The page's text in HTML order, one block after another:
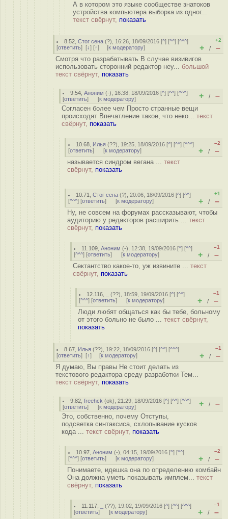
А в котором это языке сообществе знатоков
устройства компьютера выборка из одног...
текст свёрнут, показать
8.52 ,Стог сена (?), 16:26, 18/09/2016 [^] [^^] [^^^]
[ответить] [↓] [↑] [к модератору]
+2
+ / –
Смотря что разрабатывать В случае визивигов
использовать сторонний редактор неу... большой
текст свёрнут, показать
9.54 ,Аноним (-), 16:38, 18/09/2016 [^] [^^] [^^^]
[ответить] [к модератору] + / –
Согласен более чем Просто странные вещи
происходят Впечатление такое, что неко... текст
свёрнут, показать
10.68 Илья (??), 19:25, 18/09/2016 [^] [^^] [^^^]
[ответить] [к модератору]
–2
+ / –
называется синдром вегана ... текст
свёрнут, показать
10.71 ,Стог сена (?), 20:06, 18/09/2016 [^] [^^]
[^^^] [ответить] [к модератору]
+1
+ / –
Ну, не совсем на форумах рассказывают, чтобы
аудиторию у редакторов расширить ... текст
свёрнут, показать
11.109 ,Аноним (-), 12:38, 19/09/2016 [^] [^^]
[^^^] [ответить] [к модератору]
–1
+ / –
Сектантство какое-то, уж извините ... текст
свёрнут, показать
12.116 (??), 18:59, 19/09/2016 [^] [^^]
[^^^] [ответить] [к модератору]
–1
+ / –
Люди любят общаться как бы тебе, больному
от этого больно не было ... текст свёрнут,
показать
8.67 Илья (??), 19:22, 18/09/2016 [^] [^^] [^^^]
[ответить] [↑] [к модератору]
–1
+ / –
Я думаю, Вы правы Не стоит делать из
текстового редактора среду разработки Тем...
текст свёрнут, показать
9.82 ,freehck (ok), 21:29, 18/09/2016 [^] [^^] [^^^]
[ответить] [к модератору] + / –
Это, собственно, почему Отступы,
подсветка синтаксиса, схлопывание кусков
кода ... текст свёрнут, показать
10.97 ,Аноним (-), 04:15, 19/09/2016 [^] [^^]
[^^^] [ответить] [к модератору]
–2
+ / –
Понимаете, идешка она по определению комбайн
Она должна уметь показывать имплем... текст
свёрнут, показать
11.117 (??), 19:02, 19/09/2016 [^] [^^] [^^^]
[ответить] [к модератору]
–1
+ / –